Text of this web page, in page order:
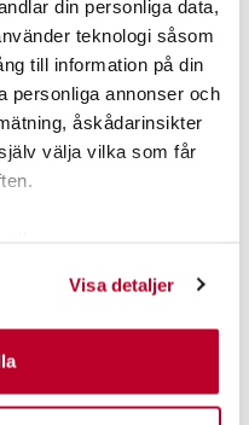
din personliga data,
teknologi såsom
till information på din
personliga annonser och
åskådarinsikter
välja vilka som får
aktivt skanna den för
uppgifter
Visa detaljer
SCOTTY
SCOTTY 370 BALLSNUBBER MED
169,00 kr